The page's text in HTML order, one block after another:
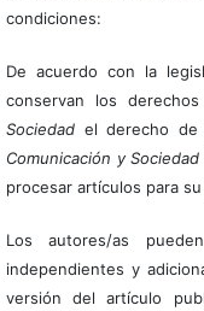
condiciones:
De acuerdo con la
conservan los
Sociedadel derecho de
Comunicación y Sociedad
procesar artículos para
Los autores/as
independientes y
versión del artículo